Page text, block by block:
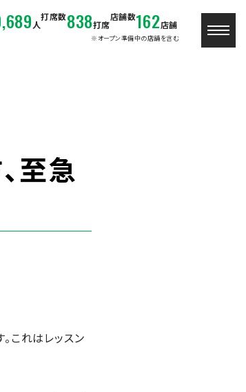
人
打席数838打席
店舗数162店舗
※オープン準備中の店舗を含む
至急
これはレッスン